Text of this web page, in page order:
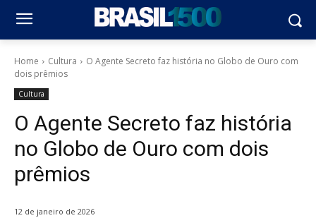
Home Cultura
O Agente Secreto faz história no Globo de Ouro com
dois prêmios
Cultura
O Agente Secreto faz história
no Globo de Ouro com dois
prêmios
12 de janeiro de 2026